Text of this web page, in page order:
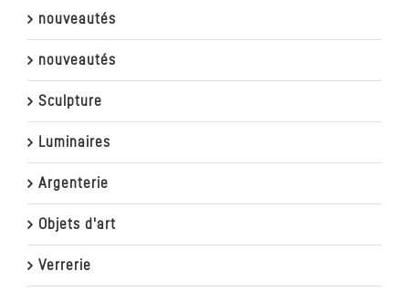
nouveautés
nouveautés
Sculpture
Luminaires
Argenterie
Objets d'art
Verrerie